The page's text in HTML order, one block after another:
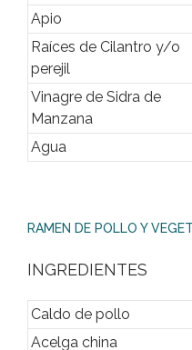
Apio
Raíces de Cilantro y/o
perejil
Vinagre de Sidra de
Manzana
Agua
RAMEN DE POLLO Y
INGREDIENTES
Caldo de pollo
Acelga china